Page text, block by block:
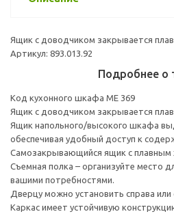
Ящик с доводчиком закрывается
Артикул: 893.013.92
Подробнее о
Код кухонного шкафа ME 369
Ящик с доводчиком закрывается
Ящик напольного/высокого шкафа
обеспечивая удобный доступ к
Cамозакрывающийся ящик с плавным
Съемная полка – организуйте место
вашими потребностями.
Дверцу можно установить справа или
Каркас имеет устойчивую